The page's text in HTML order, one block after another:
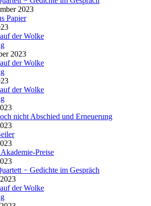
2023
Papier
der Wolke
2023
der Wolke
der Wolke
nicht Abschied und Erneuerung
Preise
− Gedichte im Gespräch
der Wolke